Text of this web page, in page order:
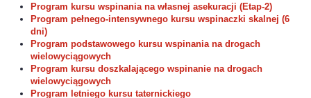
Program kursu wspinania na własnej asekuracji (Etap-2)
Program pełnego-intensywnego kursu wspinaczki skalnej (6
dni)
Program podstawowego kursu wspinania na drogach
wielowyciągowych
Program kursu doszkalającego wspinanie na drogach
wielowyciągowych
Program letniego kursu taternickiego